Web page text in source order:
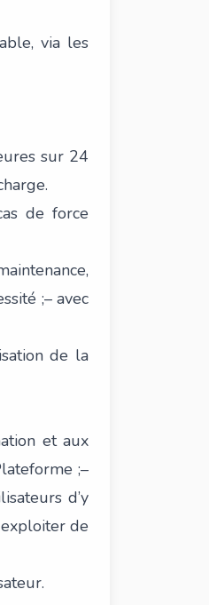
via les
sur 24
de force
;– avec
de la
et aux
;–
d’y
de